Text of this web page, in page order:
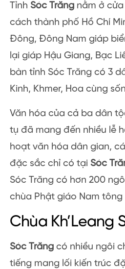
Tỉnh Sóc Trăng nằm ở
cách thành phố Hồ Chí
Đông, Đông Nam giáp
lại giáp Hậu Giang, Bạc
bàn tỉnh Sóc Trăng có 3
Kinh, Khmer, Hoa cùng
Văn hóa của cả ba dân
tụ đã mang đến nhiều lễ
hoạt văn hóa dân gian,
đặc sắc chỉ có tại Sóc
Sóc Trăng có hơn 200
chùa Phật giáo Nam tông
Chùa Kh’Leang
Sóc Trăng có nhiều ngôi
tiếng mang lối kiến trúc